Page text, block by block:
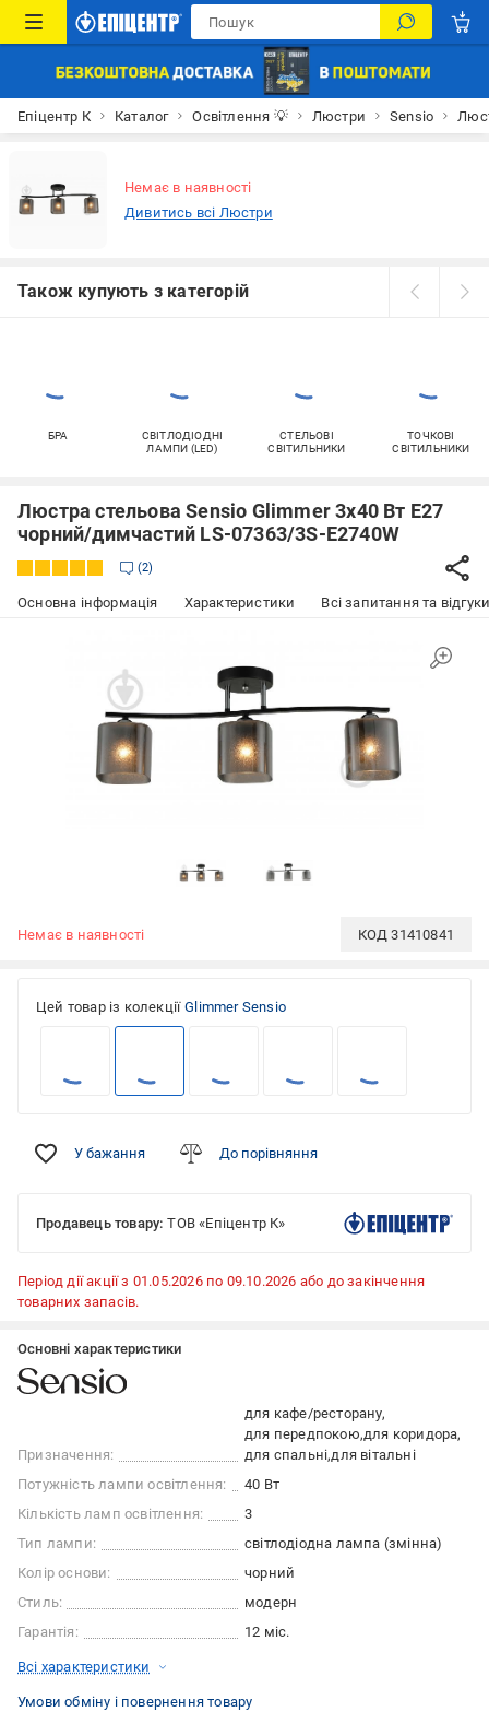
Епіцентр К Каталог Освітлення 💡 Люстри Sensio
Немає в наявності
Дивитись всі Люстри
Також купують з категорій
БРА
СВІТЛОДІОДНІ
ЛАМПИ (LED)
СТЕЛЬОВІ
СВІТИЛЬНИКИ
ТОЧКОВІ
СВІТИЛЬНИКИ
Люстра стельова Sensio Glimmer 3x40 Вт E27
чорний/димчастий LS-07363/3S-E2740W
2
Основна інформація Характеристики Всі запитання та
Немає в наявності КОД31410841
Цей товар із колекції Glimmer Sensio
У бажання До порівняння
Продавець товару: ТОВ «Епіцентр К»
Період дії акції з 01.05.2026 по 09.10.2026 або до закінчення
товарних запасів.
Основні характеристики
Призначення:
для кафе/ресторану
для передпокою для коридора
для спальні для вітальні
Потужність лампи освітлення:
40 Вт
Кількість ламп освітлення:
3
Тип лампи:
світлодіодна лампа (змінна)
Колір основи:
чорний
Стиль:
модерн
Гарантія:
12 міс.
Всі характеристики
Умови обміну і повернення товару